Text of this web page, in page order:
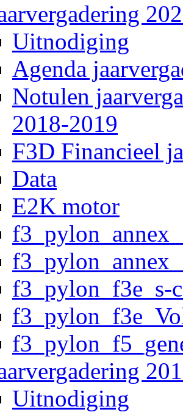
Uitnodiging
Agenda
Notulen
2018-2019
F3D Financieel
Data
E2K motor
f3_pylon_f3e_s-
Uitnodiging